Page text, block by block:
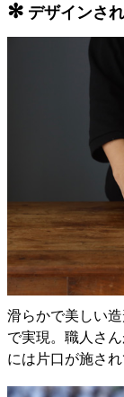
✻ デザインさ
滑らかで美しい
で実現。職人さ
には片口が施され